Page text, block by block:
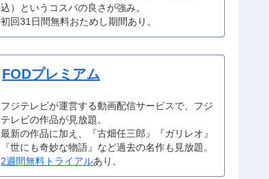
込）というコスパの良さが強み。
初回31日間無料おためし期間あり。
FODプレミアム
フジテレビが運営する動画配信サービスで、フジ
テレビの作品が見放題。
最新の作品に加え、『古畑任三郎』『ガリレオ』
『世にも奇妙な物語』など過去の名作も見放題。
2週間無料トライアルあり。